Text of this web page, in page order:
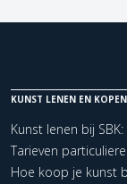
KUNST LENEN EN KOPEN
Kunst lenen bij
Tarieven
Hoe koop je kunst